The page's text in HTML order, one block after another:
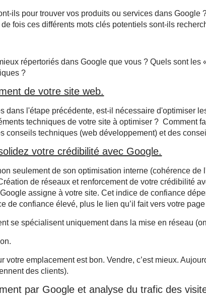
ils pour trouver vos produits ou services dans
fois ces différents mots clés potentiels sont-ils
répertoriés dans Google que vous ? Quels sont
?
de votre site web.
dans l'étape précédente, est-il nécessaire d'optimiser
techniques de votre site à optimiser ? Comment
conseils techniques (web développement) et des
votre crédibilité avec Google.
seulement de son optimisation interne (cohérence
de réseaux et renforcement de votre crédibilité
assigne à votre site. Cet indice de confiance
de confiance élevé, plus le lien qu’il fait vers votre
se spécialisent uniquement dans la mise en réseau
votre emplacement est bon. Vendre, c’est mieux.
des clients).
par Google et analyse du trafic des